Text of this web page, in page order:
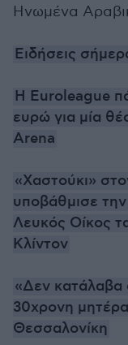
Ηνωμένα
Ειδήσεις
Η Euroleague
ευρώ για μία
Arena
«Χαστούκι»
υποβάθμισε
Λευκός Οίκος
Κλίντον
«Δεν κατάλαβα
30χρονη
Θεσσαλονίκη